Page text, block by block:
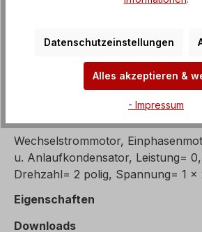
Wechselstrommotor,
u. Anlaufkondensator, Leistung=
Drehzahl= 2 polig, Spannung= 1 x
Eigenschaften
Downloads
Datenschutzeinstellungen
Alles akzeptieren &
- Impressum